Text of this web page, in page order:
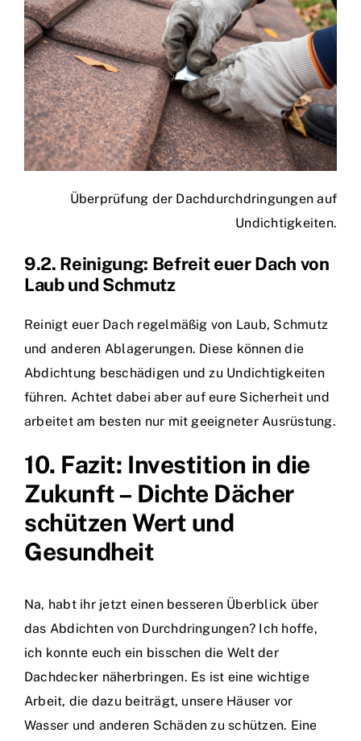
Überprüfung der Dachdurchdringungen auf
Undichtigkeiten.
9.2. Reinigung: Befreit euer Dach von
Laub und Schmutz
Reinigt euer Dach regelmäßig von Laub, Schmutz
und anderen Ablagerungen. Diese können die
Abdichtung beschädigen und zu Undichtigkeiten
führen. Achtet dabei aber auf eure Sicherheit und
arbeitet am besten nur mit geeigneter Ausrüstung.
10. Fazit: Investition in die
Zukunft – Dichte Dächer
schützen Wert und
Gesundheit
Na, habt ihr jetzt einen besseren Überblick über
das Abdichten von Durchdringungen? Ich hoffe,
ich konnte euch ein bisschen die Welt der
Dachdecker näherbringen. Es ist eine wichtige
Arbeit, die dazu beiträgt, unsere Häuser vor
Wasser und anderen Schäden zu schützen. Eine